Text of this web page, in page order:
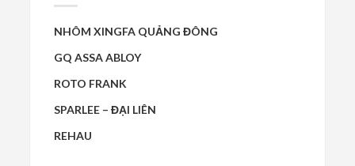
NHÔM XINGFA QUẢNG ĐÔNG
GQ ASSA ABLOY
ROTO FRANK
SPARLEE – ĐẠI LIÊN
REHAU